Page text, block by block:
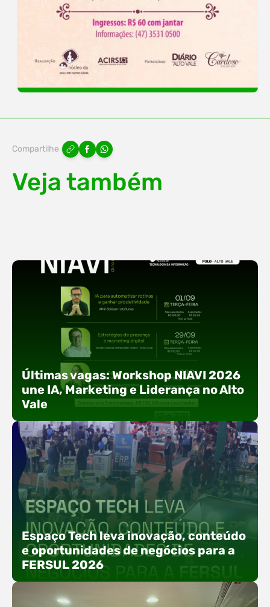
Compartilhe
Veja também
Últimas vagas: Workshop NIAVI 2026
une IA, Marketing e Liderança no Alto
Vale
Com o objetivo de impulsionar a produtividade, a
presença digital e a gestão nas empresas do
Alto Vale, o Núcleo de Tecnologia da Informação
(NIAVI), Polo ACATE-ACIRS, realiza a edição
2026 do Workshop NIAVI. O evento foi
em três encontros práticos ao longo dos meses
de setembro e outubro,…
Espaço Tech leva inovação, conteúdo
e oportunidades de negócios para a
FERSUL 2026